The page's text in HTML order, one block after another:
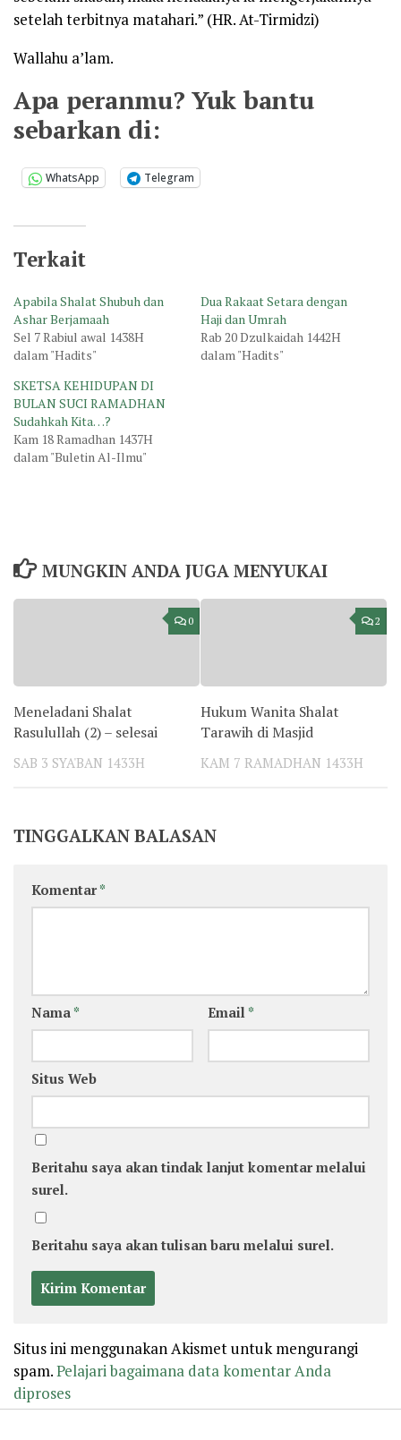
setelah terbitnya matahari.” (HR. At-Tirmidzi)
Wallahu a’lam.
Apa peranmu? Yuk bantu
sebarkan di:
WhatsApp Telegram
Terkait
Apabila Shalat Shubuh dan
Ashar Berjamaah
Sel 7 Rabiul awal 1438H
dalam "Hadits"
Dua Rakaat Setara dengan
Haji dan Umrah
Rab 20 Dzulkaidah 1442H
dalam "Hadits"
SKETSA KEHIDUPAN DI
BULAN SUCI RAMADHAN
Sudahkah Kita…?
Kam 18 Ramadhan 1437H
dalam "Buletin Al-Ilmu"
MUNGKIN ANDA JUGA MENYUKAI
0
Meneladani Shalat
Rasulullah (2) – selesai
SAB 3 SYA'BAN 1433H
2
Hukum Wanita Shalat
Tarawih di Masjid
KAM 7 RAMADHAN 1433H
TINGGALKAN BALASAN
Komentar*
Nama * Email *
Situs Web
Beritahu saya akan tindak lanjut komentar melalui
surel.
Beritahu saya akan tulisan baru melalui surel.
Situs ini menggunakan Akismet untuk mengurangi
spam.Pelajari bagaimana data komentar Anda
diproses